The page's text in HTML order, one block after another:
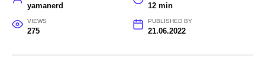
yamanerd 12 min
VIEWS
275
PUBLISHED BY
21.06.2022